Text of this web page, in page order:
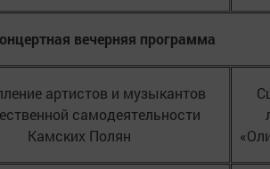
вечерняя программа
артистов и музыкантов
самодеятельности
Камских Полян